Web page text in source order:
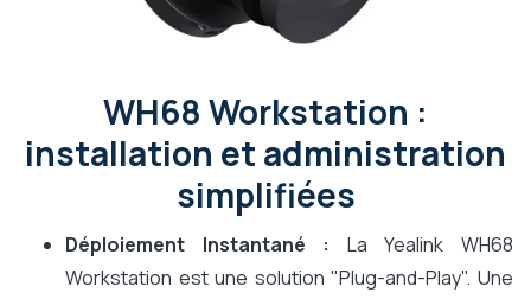
WH68 Workstation :
installation et administration
simplifiées
Déploiement Instantané : La Yealink WH68
Workstation est une solution "Plug-and-Play". Une